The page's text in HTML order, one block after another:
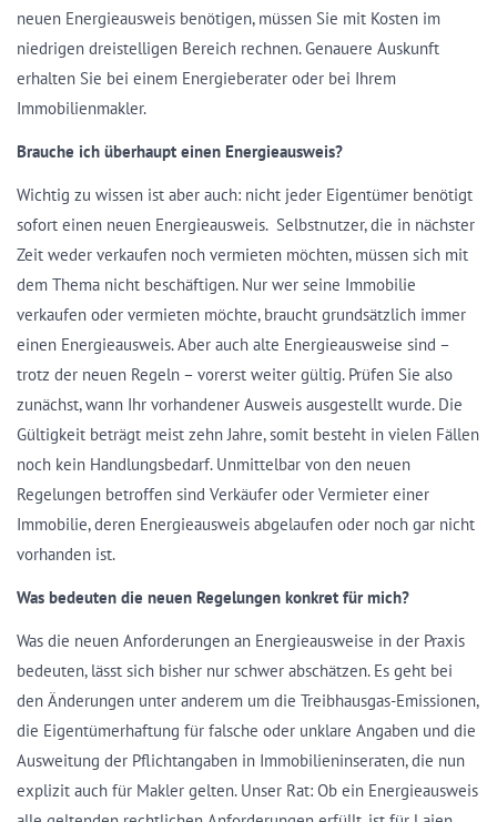
neuen Energieausweis benötigen, müssen Sie mit Kosten im
niedrigen dreistelligen Bereich rechnen. Genauere Auskunft
erhalten Sie bei einem Energieberater oder bei Ihrem
Immobilienmakler.
Brauche ich überhaupt einen Energieausweis?
Wichtig zu wissen ist aber auch: nicht jeder Eigentümer benötigt
sofort einen neuen Energieausweis. Selbstnutzer, die in nächster
Zeit weder verkaufen noch vermieten möchten, müssen sich mit
dem Thema nicht beschäftigen. Nur wer seine Immobilie
verkaufen oder vermieten möchte, braucht grundsätzlich immer
einen Energieausweis. Aber auch alte Energieausweise sind –
trotz der neuen Regeln – vorerst weiter gültig. Prüfen Sie also
zunächst, wann Ihr vorhandener Ausweis ausgestellt wurde. Die
Gültigkeit beträgt meist zehn Jahre, somit besteht in vielen Fällen
noch kein Handlungsbedarf. Unmittelbar von den neuen
Regelungen betroffen sind Verkäufer oder Vermieter einer
Immobilie, deren Energieausweis abgelaufen oder noch gar nicht
vorhanden ist.
Was bedeuten die neuen Regelungen konkret für mich?
Was die neuen Anforderungen an Energieausweise in der Praxis
bedeuten, lässt sich bisher nur schwer abschätzen. Es geht bei
den Änderungen unter anderem um die Treibhausgas-Emissionen,
die Eigentümerhaftung für falsche oder unklare Angaben und die
Ausweitung der Pflichtangaben in Immobilieninseraten, die nun
explizit auch für Makler gelten. Unser Rat: Ob ein Energieausweis